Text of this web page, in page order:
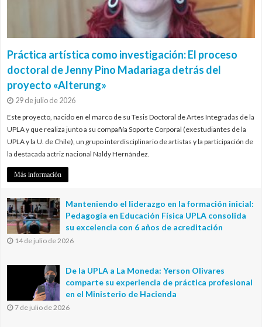
Práctica artística como investigación: El proceso
doctoral de Jenny Pino Madariaga detrás del
proyecto «Alterung»
29 de julio de 2026
Este proyecto, nacido en el marco de su Tesis Doctoral de Artes Integradas de la
UPLA y que realiza junto a su compañía Soporte Corporal (exestudiantes de la
UPLA y la U. de Chile), un grupo interdisciplinario de artistas y la participación de
la destacada actriz nacional Naldy Hernández.
Más información
Manteniendo el liderazgo en la formación inicial:
Pedagogía en Educación Física UPLA consolida
su excelencia con 6 años de acreditación
14 de julio de 2026
De la UPLA a La Moneda: Yerson Olivares
comparte su experiencia de práctica profesional
en el Ministerio de Hacienda
7 de julio de 2026